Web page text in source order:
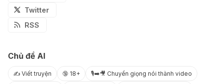
Twitter
RSS
Chủ đề AI
✍️ Viết truyện 🔞 18+ 🎙️➡️🎥 Chuyển giọng nói thành video